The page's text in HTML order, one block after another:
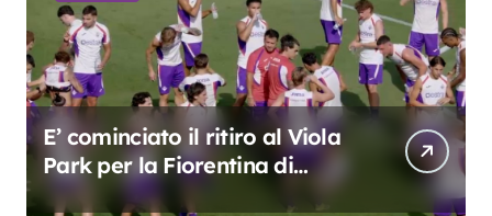
E’ cominciato il ritiro al Viola
Park per la Fiorentina di
Grosso